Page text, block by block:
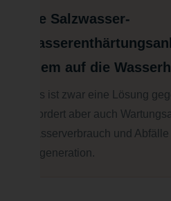
Die Salzwasser-
allem auf die
Das ist zwar eine Lösung
erfordert aber auch
Wasserverbrauch und
Regeneration.